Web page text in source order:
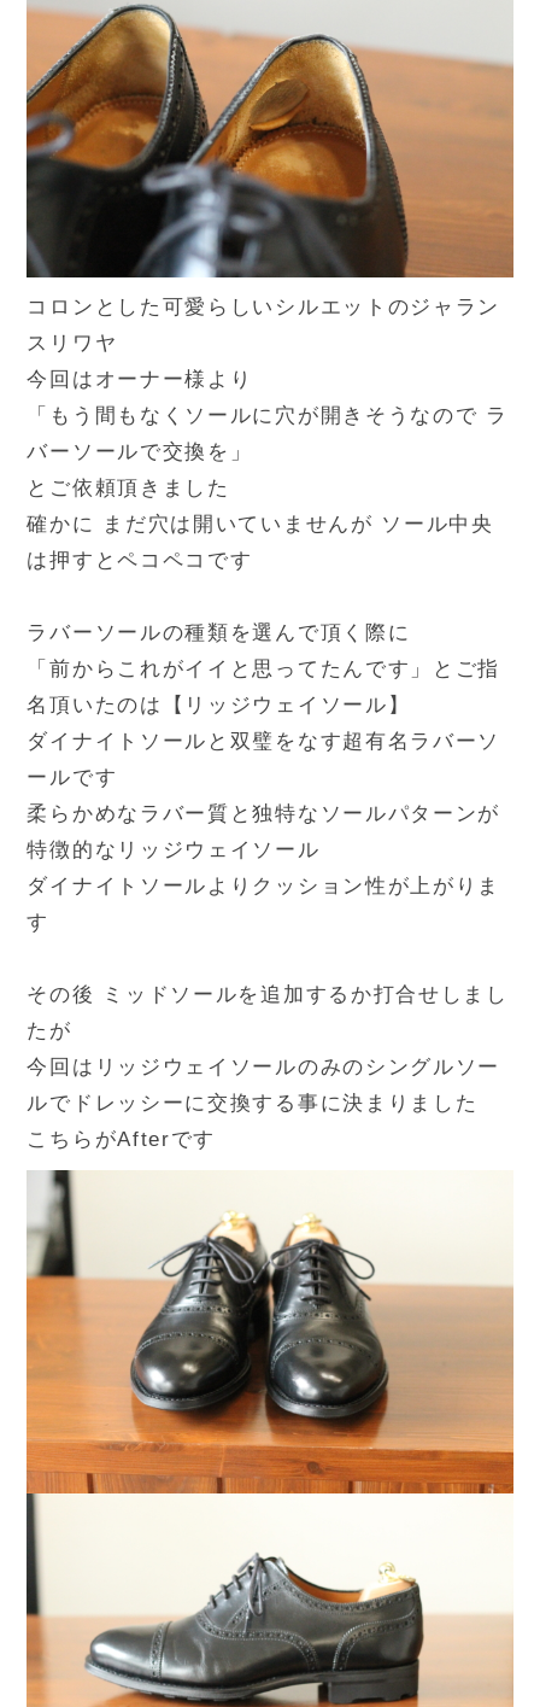
コロンとした可愛らしいシルエットのジャラン
スリワヤ
今回はオーナー様より
「もう間もなくソールに穴が開きそうなので ラ
バーソールで交換を」
とご依頼頂きました
確かに まだ穴は開いていませんが ソール中央
は押すとペコペコです
ラバーソールの種類を選んで頂く際に
「前からこれがイイと思ってたんです」とご指
名頂いたのは【リッジウェイソール】
ダイナイトソールと双璧をなす超有名ラバーソ
ールです
柔らかめなラバー質と独特なソールパターンが
特徴的なリッジウェイソール
ダイナイトソールよりクッション性が上がりま
す
その後 ミッドソールを追加するか打合せしまし
たが
今回はリッジウェイソールのみのシングルソー
ルでドレッシーに交換する事に決まりました
こちらがAfterです